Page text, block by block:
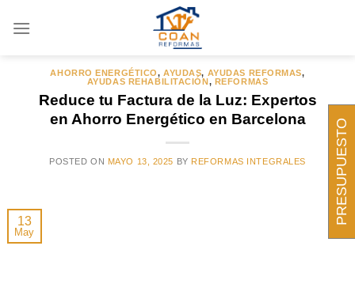
ARCHIVOS DE CATEGORÍA:
AHORRO ENERGÉTICO,AYUDAS, AYUDAS REFORMAS,
AYUDAS REHABILITACIÓN, REFORMAS
Reduce tu Factura de la Luz: Expertos
en Ahorro Energético en Barcelona
POSTED ON MAYO 13, 2025 BY REFORMAS INTEGRALES
13
May
PRESUPUESTO